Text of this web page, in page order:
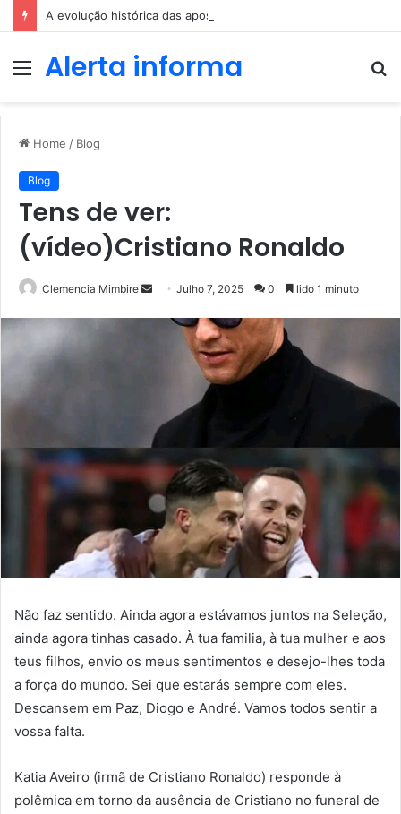
A evolução histórica das apostas ao longo dos séculos
MenuAlerta informa
Home / Blog
Blog
Tens de ver:
(vídeo)Cristiano Ronaldo
Clemencia Mimbire
SendJulho 7, 2025 0 lido 1 minuto
Não faz sentido. Ainda agora estávamos juntos na Seleção,
ainda agora tinhas casado. À tua familia, à tua mulher e aos
teus filhos, envio os meus sentimentos e desejo-lhes toda
a força do mundo. Sei que estarás sempre com eles.
Descansem em Paz, Diogo e André. Vamos todos sentir a
vossa falta.
Katia Aveiro (irmã de Cristiano Ronaldo) responde à
polêmica em torno da ausência de Cristiano no funeral de